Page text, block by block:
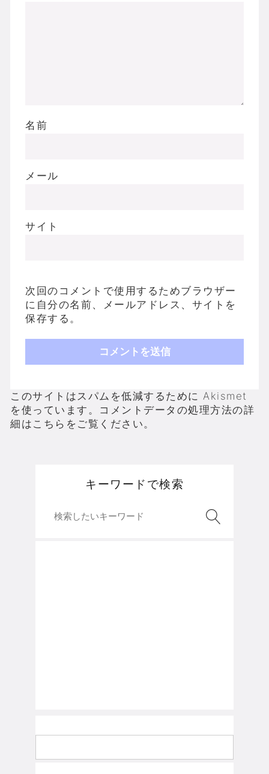
名前
メール
サイト
次回のコメントで使用するためブラウザー
に自分の名前、メールアドレス、サイトを
保存する。
このサイトはスパムを低減するために Akismet
を使っています。 コメントデータの処理方法の詳
細はこちらをご覧ください 。
キーワードで検索